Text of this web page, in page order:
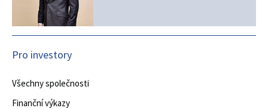
Pro investory
Všechny společnosti
Finanční výkazy